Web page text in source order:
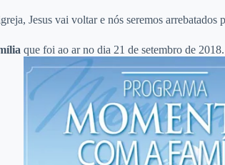
Jesus vai voltar e nós seremos arrebatados
que foi ao ar no dia 21 de setembro de 2018.